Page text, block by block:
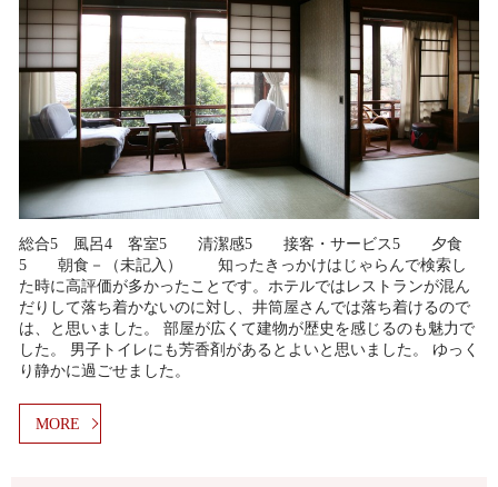
総合5 風呂4 客室5 清潔感5 接客・サービス5 夕食
5 朝食－（未記入） 知ったきっかけはじゃらんで検索し
た時に高評価が多かったことです。ホテルではレストランが混ん
だりして落ち着かないのに対し、井筒屋さんでは落ち着けるので
は、と思いました。 部屋が広くて建物が歴史を感じるのも魅力で
した。 男子トイレにも芳香剤があるとよいと思いました。 ゆっく
り静かに過ごせました。
MORE